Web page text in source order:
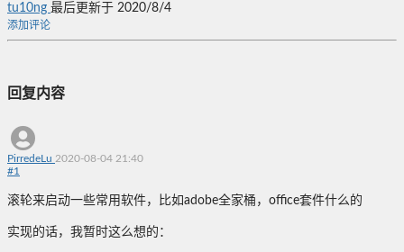
tu10ng 最后更新于 2020/8/4
添加评论
回复内容
PirredeLu 2020-08-04 21:40
#1
滚轮来启动一些常用软件，比如adobe全家桶，office套件什么的
实现的话，我暂时这么想的：